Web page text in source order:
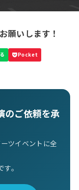
願いします！
のご依頼を承
ツイベントに全
。